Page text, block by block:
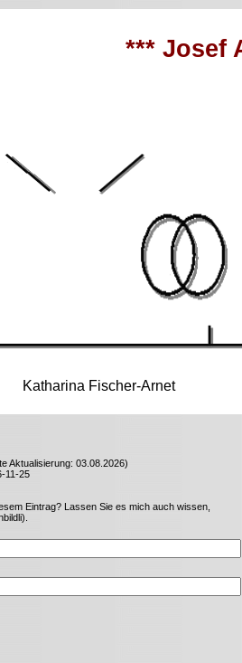
*** Josef
Katharina Fischer-Arnet
Aktualisierung: 03.08.2026)
11-25
Eintrag? Lassen Sie es mich auch wissen,